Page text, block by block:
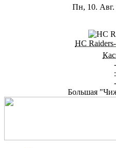
Пн, 10. Авг.
HC
-
:
-
Большая